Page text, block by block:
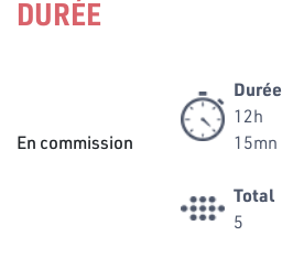
DURÉE
En commission
Durée
12h
15mn
Total
5